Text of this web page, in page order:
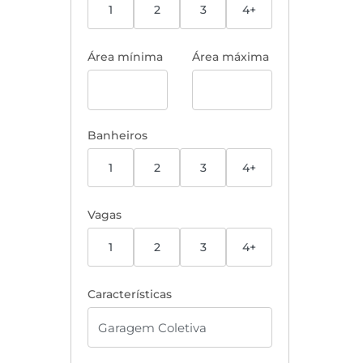
1 2 3 4+
Área mínima Área máxima
Banheiros
1 2 3 4+
Vagas
1 2 3 4+
Características